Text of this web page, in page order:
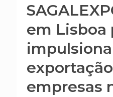
em Lisboa
empresas